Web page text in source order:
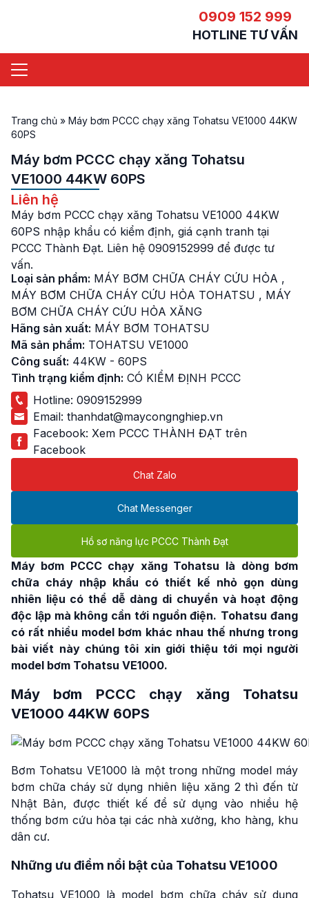
0909 152 999
HOTLINE TƯ VẤN
Trang chủ » Máy bơm PCCC chạy xăng Tohatsu VE1000 44KW
60PS
Máy bơm PCCC chạy xăng Tohatsu
VE1000 44KW 60PS
Liên hệ
Máy bơm PCCC chạy xăng Tohatsu VE1000 44KW
60PS nhập khẩu có kiểm định, giá cạnh tranh tại
PCCC Thành Đạt. Liên hệ 0909152999 để được tư
vấn.
Loại sản phẩm: MÁY BƠM CHỮA CHÁY CỨU HỎA ,
MÁY BƠM CHỮA CHÁY CỨU HỎA TOHATSU , MÁY
BƠM CHỮA CHÁY CỨU HỎA XĂNG
Hãng sản xuất: MÁY BƠM TOHATSU
Mã sản phẩm: TOHATSU VE1000
Công suất: 44KW - 60PS
Tình trạng kiểm định: CÓ KIỂM ĐỊNH PCCC
Hotline: 0909152999
Email: thanhdat@maycongnghiep.vn
Facebook: Xem PCCC THÀNH ĐẠT trên
Facebook
Chat Zalo
Chat Messenger
Hồ sơ năng lực PCCC Thành Đạt
Máy bơm PCCC chạy xăng Tohatsu là dòng bơm
chữa cháy nhập khẩu có thiết kế nhỏ gọn dùng
nhiên liệu có thể dễ dàng di chuyển và hoạt động
độc lập mà không cần tới nguồn điện. Tohatsu đang
có rất nhiều model bơm khác nhau thế nhưng trong
bài viết này chúng tôi xin giới thiệu tới mọi người
model bơm Tohatsu VE1000.
Máy bơm PCCC chạy xăng Tohatsu
VE1000 44KW 60PS
Bơm Tohatsu VE1000 là một trong những model máy
bơm chữa cháy sử dụng nhiên liệu xăng 2 thì đến từ
Nhật Bản, được thiết kế để sử dụng vào nhiều hệ
thống bơm cứu hỏa tại các nhà xưởng, kho hàng, khu
dân cư.
Những ưu điểm nổi bật của Tohatsu VE1000
Tohatsu VE1000 là model bơm chữa cháy sử dụng